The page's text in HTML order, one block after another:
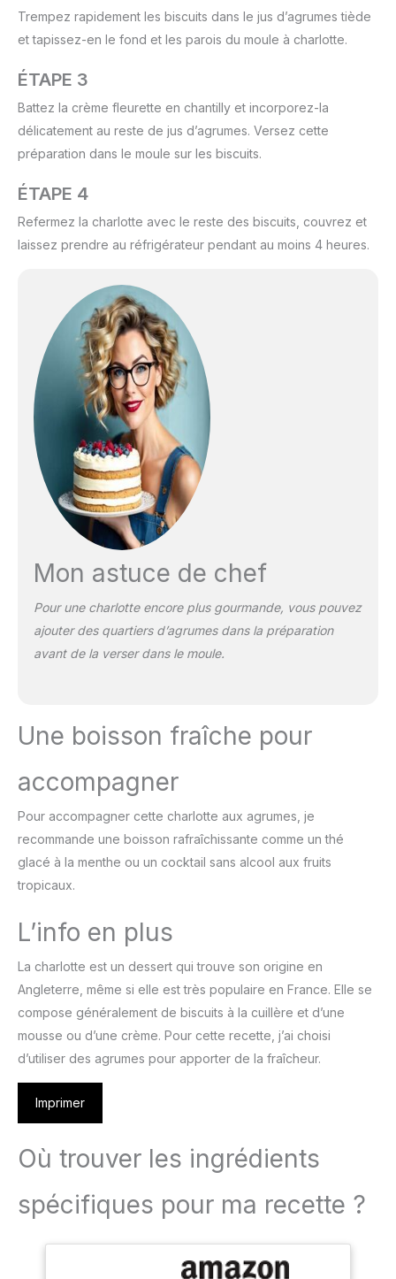
Trempez rapidement les biscuits dans le jus d’agrumes tiède
et tapissez-en le fond et les parois du moule à charlotte.
ÉTAPE 3
Battez la crème fleurette en chantilly et incorporez-la
délicatement au reste de jus d’agrumes. Versez cette
préparation dans le moule sur les biscuits.
ÉTAPE 4
Refermez la charlotte avec le reste des biscuits, couvrez et
laissez prendre au réfrigérateur pendant au moins 4 heures.
Mon astuce de chef
Pour une charlotte encore plus gourmande, vous pouvez
ajouter des quartiers d’agrumes dans la préparation
avant de la verser dans le moule.
Une boisson fraîche pour
accompagner
Pour accompagner cette charlotte aux agrumes, je
recommande une boisson rafraîchissante comme un thé
glacé à la menthe ou un cocktail sans alcool aux fruits
tropicaux.
L’info en plus
La charlotte est un dessert qui trouve son origine en
Angleterre, même si elle est très populaire en France. Elle se
compose généralement de biscuits à la cuillère et d’une
mousse ou d’une crème. Pour cette recette, j’ai choisi
d’utiliser des agrumes pour apporter de la fraîcheur.
Imprimer
Où trouver les ingrédients
spécifiques pour ma recette ?